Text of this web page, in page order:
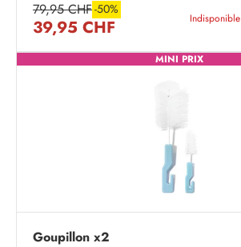
79,95 CHF-50%
39,95 CHF Indisponible
MINI PRIX
Goupillon x2